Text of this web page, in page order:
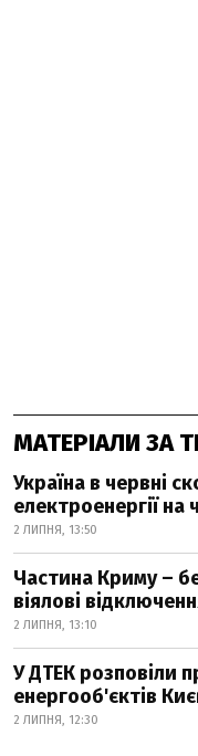
МАТЕРІАЛИ ЗА
Україна в червні
електроенергії на
2 ЛИПНЯ, 13:50
Частина Криму –
віялові
2 ЛИПНЯ, 13:10
У ДТЕК розповіли
енергооб'єктів
2 ЛИПНЯ, 12:30